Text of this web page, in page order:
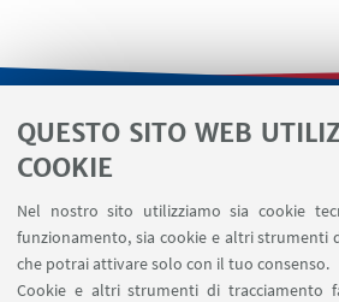
QUESTO SITO WEB
COOKIE
Nel nostro sito utilizziamo sia cookie
funzionamento, sia cookie e altri strumenti
che potrai attivare solo con il tuo consenso.
Cookie e altri strumenti di tracciamento
LINK UTILI
Area riservata
Area DIT